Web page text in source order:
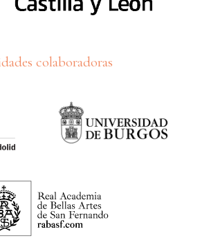
colaboradoras